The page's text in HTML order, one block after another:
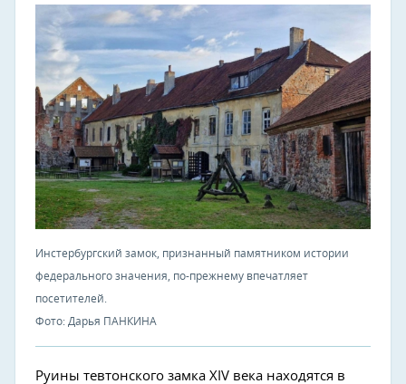
Инстербургский замок, признанный памятником истории
федерального значения, по-прежнему впечатляет
посетителей.
Фото: Дарья ПАНКИНА
Руины тевтонского замка XIV века находятся в